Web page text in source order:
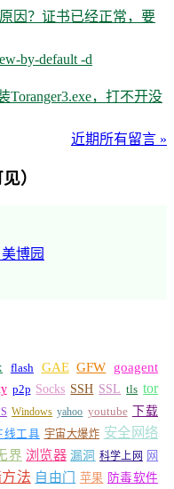
因？证书已经正常，要
by-default -d
，打不开没
近期所有留言 »
）
博园
flash GAE GFW
goagent
p2p Socks SSH SSL tls tor
Windows yahoo youtube 下载
线工具 宇宙大爆炸 安全网络
界 浏览器 漏洞 科学上网 网
法 自由门 苹果 防毒软件